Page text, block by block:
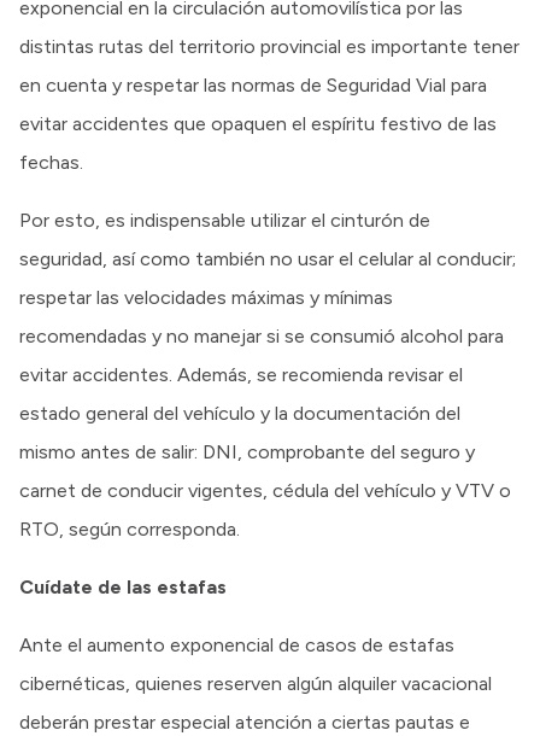
exponencial en la circulación automovilística por las
distintas rutas del territorio provincial es importante tener
en cuenta y respetar las normas de Seguridad Vial para
evitar accidentes que opaquen el espíritu festivo de las
fechas.
Por esto, es indispensable utilizar el cinturón de
seguridad, así como también no usar el celular al conducir;
respetar las velocidades máximas y mínimas
recomendadas y no manejar si se consumió alcohol para
evitar accidentes. Además, se recomienda revisar el
estado general del vehículo y la documentación del
mismo antes de salir: DNI, comprobante del seguro y
carnet de conducir vigentes, cédula del vehículo y VTV o
RTO, según corresponda.
Cuídate de las estafas
Ante el aumento exponencial de casos de estafas
cibernéticas, quienes reserven algún alquiler vacacional
deberán prestar especial atención a ciertas pautas e